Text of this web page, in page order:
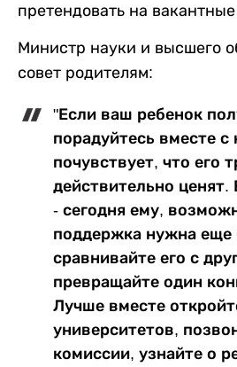
претендовать на
Министр науки и высшего
совет родителям:
"Если ваш ребенок
порадуйтесь вместе с
почувствует, что его
действительно ценят.
- сегодня ему,
поддержка нужна еще
сравнивайте его с
превращайте один
Лучше вместе
университетов,
комиссии, узнайте о